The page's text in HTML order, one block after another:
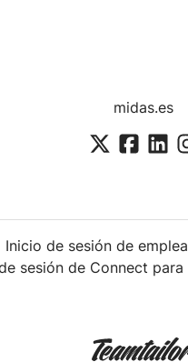
midas.es
Inicio de sesión de
sesión de Connect